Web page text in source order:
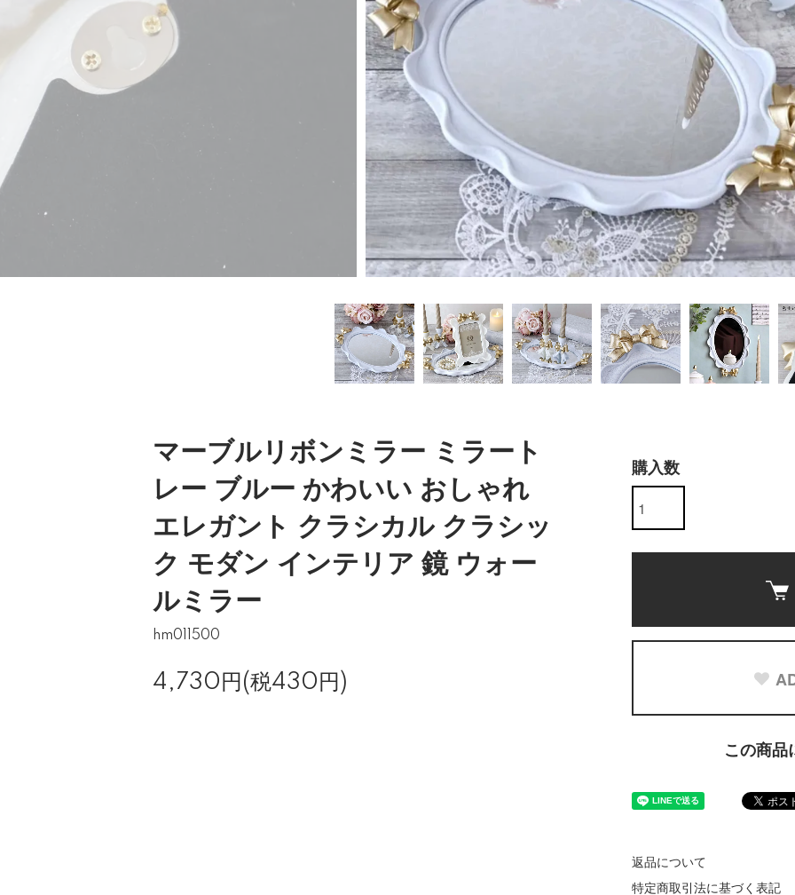
マーブルリボンミラー ミラート
レー ブルー かわいい おしゃれ
エレガント クラシカル クラシッ
ク モダン インテリア 鏡 ウォー
ルミラー
hm011500
4,730円(税430円)
購入数
この商品
返品について
特定商取引法に基づく表記